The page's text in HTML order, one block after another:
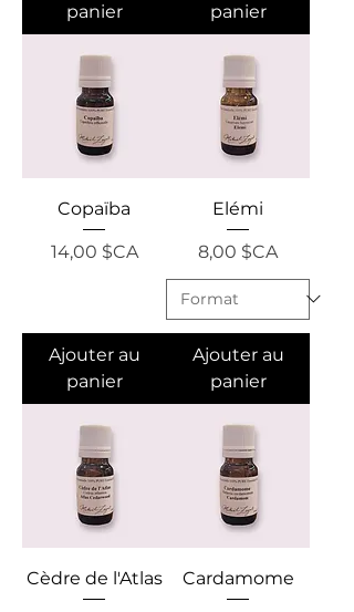
panier
panier
Copaïba
Prix
14,00 $CA
Ajouter au
panier
Elémi
Prix
8,00 $CA
Ajouter au
panier
Cèdre de l'Atlas
Cardamome